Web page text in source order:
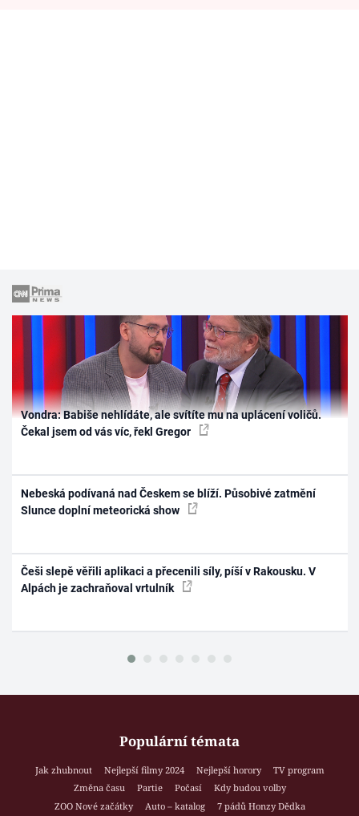
Vondra: Babiše nehlídáte, ale svítíte mu na uplácení voličů.
Čekal jsem od vás víc, řekl Gregor
Nebeská podívaná nad Českem se blíží. Působivé zatmění
Slunce doplní meteorická show
Češi slepě věřili aplikaci a přecenili síly, píší v Rakousku. V
Alpách je zachraňoval vrtulník
Populární témata
Jak zhubnout Nejlepší filmy 2024 Nejlepší horory
TV program
Změna času
Partie Počasí
Kdy budou volby
ZOO Nové začátky
Auto – katalog
7 pádů Honzy Dědka